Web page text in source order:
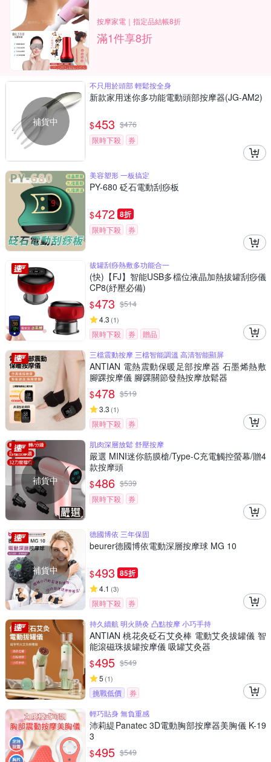
按摩家電｜指定品結帳8折
滿1件享8折
補貨中
不只用於頭部 輕鬆按全身
新款家用迷你多功能電動頭部按摩器(JG-AM2)
$453 $476
限時下殺
券
美容塑形 一板搞定
PY-680 砭石電動刮痧板
$472 8折
限時下殺 券
拔罐刮痧熱敷多功能合一
(快)【FJ】智能USB多檔位液晶加熱拔罐刮痧儀
CP8(紓壓必備)
$473 $514
4.3 (1)
限時下殺 券
贈品
三檔震動按摩 三檔智能調溫 高清智能顯屏
ANTIAN 電熱震動保暖足部按摩器 石墨烯熱敷
腳踝按摩儀 腳踝關節發熱按摩放鬆器
$478 $519
3.3 (1)
限時下殺 券
補貨中
肌肉深層放鬆 舒壓按摩
嚴選 MINI迷你筋膜槍/Type-C充電觸控螢幕/贈4
款按摩頭
$486 $539
限時下殺
券
補貨中
德國博依 三年保固
beurer德國博依電動深層按摩球 MG 10
$493 85折
4.1 (3)
限時下殺
券
持久續航 明火懸灸 凸點按摩 小巧手持
ANTIAN 桃花灸砭石艾灸棒 電動艾灸拔罐儀 智
能滾磁珠拔罐按摩儀 吸罐艾灸器
$495 $549
5 (1)
挑戰低價
券
輕巧貼身 無負重感
沛莉緹Panatec 3D電動胸部按摩器美胸儀 K-19
3
$495 $549